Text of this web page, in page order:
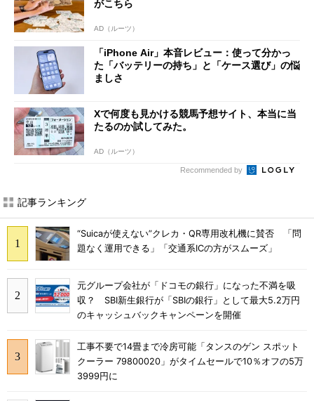
がこちら
AD（ルーツ）
「iPhone Air」本音レビュー：使って分かっ
た「バッテリーの持ち」と「ケース選び」の悩
ましさ
Xで何度も見かける競馬予想サイト、本当に当
たるのか試してみた。
AD（ルーツ）
Recommended by
記事ランキング
“Suicaが使えない”クレカ・QR専用改札機に賛否 「問
題なく運用できる」「交通系ICの方がスムーズ」
元グループ会社が「ドコモの銀行」になった不満を吸
収？ SBI新生銀行が「SBIの銀行」として最大5.2万円
のキャッシュバックキャンペーンを開催
工事不要で14畳まで冷房可能「タンスのゲン スポット
クーラー 79800020」がタイムセールで10％オフの5万
3999円に